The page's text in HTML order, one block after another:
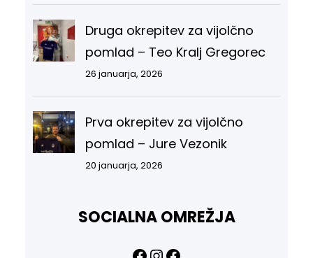
Druga okrepitev za vijolčno
pomlad – Teo Kralj Gregorec
26 januarja, 2026
Prva okrepitev za vijolčno
pomlad – Jure Vezonik
20 januarja, 2026
SOCIALNA OMREŽJA